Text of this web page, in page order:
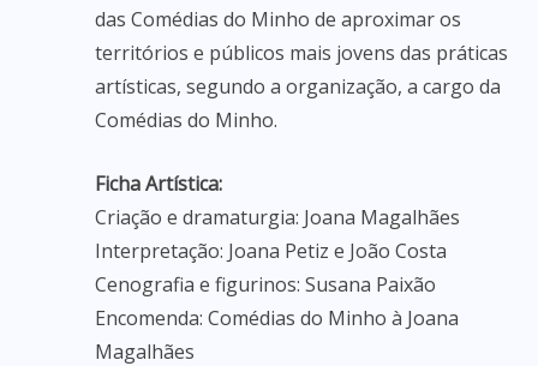
das Comédias do Minho de aproximar os
territórios e públicos mais jovens das práticas
artísticas, segundo a organização, a cargo da
Comédias do Minho.
Ficha Artística:
Criação e dramaturgia: Joana Magalhães
Interpretação: Joana Petiz e João Costa
Cenografia e figurinos: Susana Paixão
Encomenda: Comédias do Minho à Joana
Magalhães